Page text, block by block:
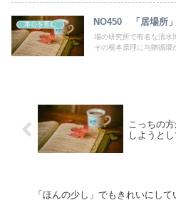
本心を育む NO450 「居場所」
場の研究所で有名な清水
その根本原理に与贈循環
こっちの
しようと
「ほんの少し」でもきれいにして